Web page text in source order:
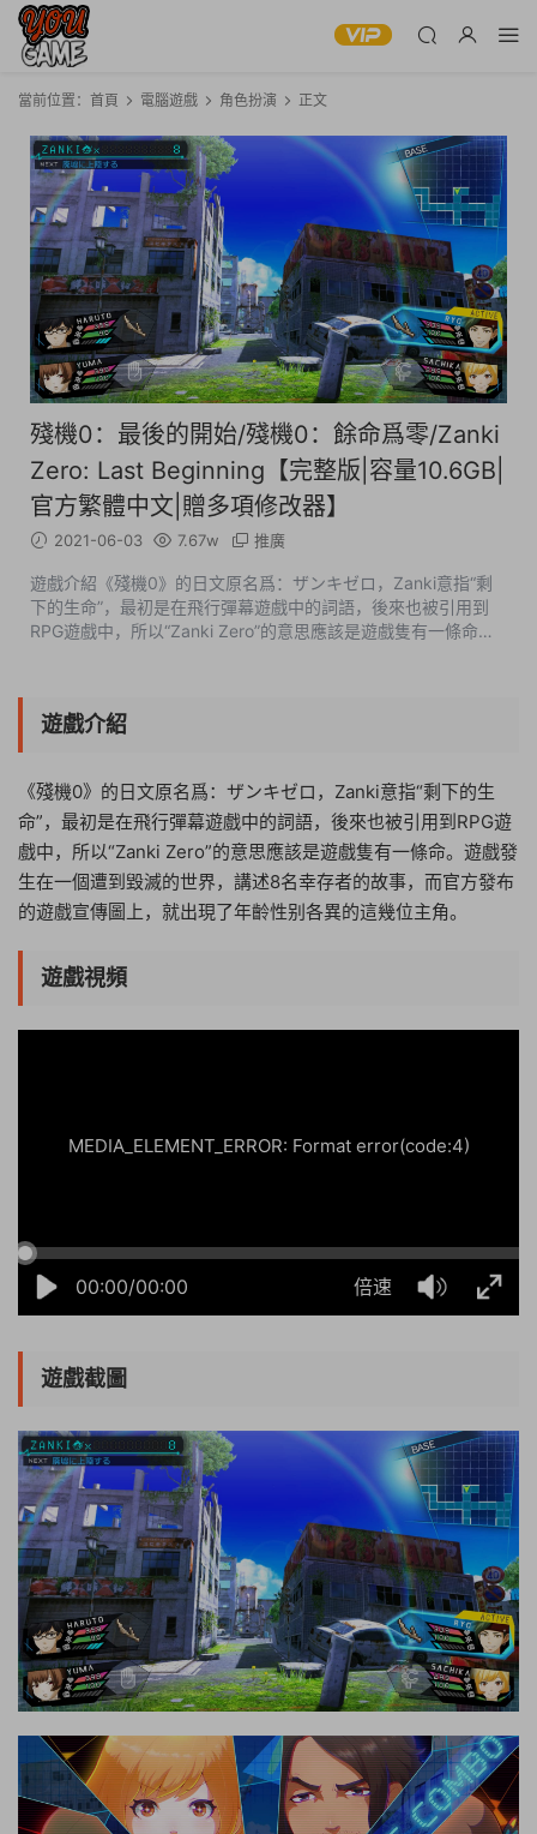
當前位置： 首頁 電腦遊戲 角色扮演 正文
殘機0：最後的開始/殘機0：餘命爲零/Zanki
Zero: Last Beginning【完整版|容量10.6GB|
官方繁體中文|贈多項修改器】
2021-06-03 7.67w 推廣
遊戲介紹《殘機0》的日文原名爲：ザンキゼロ，Zanki意指“剩
下的生命”，最初是在飛行彈幕遊戲中的詞語，後來也被引用到
RPG遊戲中，所以“Zanki Zero”的意思應該是遊戲隻有一條命。
遊戲介紹
《殘機0》的日文原名爲：ザンキゼロ，Zanki意指“剩下的生
命”，最初是在飛行彈幕遊戲中的詞語，後來也被引用到RPG遊
戲中，所以“Zanki Zero”的意思應該是遊戲隻有一條命。遊戲發
生在一個遭到毀滅的世界，講述8名幸存者的故事，而官方發布
的遊戲宣傳圖上，就出現了年齡性别各異的這幾位主角。
遊戲視頻
00:00/00:00 倍速
MEDIA_ELEMENT_ERROR: Format error(code:4)
遊戲截圖